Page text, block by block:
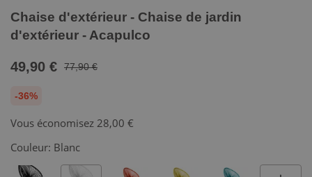
Chaise d'extérieur - Chaise de jardin
d'extérieur - Acapulco
49,90 € 77,90 €
-36%
Vous économisez 28,00 €
Couleur: Blanc